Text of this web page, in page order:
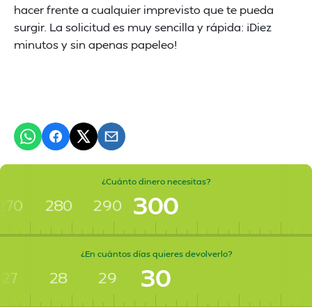
hacer frente a cualquier imprevisto que te pueda
surgir. La solicitud es muy sencilla y rápida: ¡Diez
minutos y sin apenas papeleo!
¿Cuánto dinero necesitas?
280 290 300
¿En cuántos días quieres devolverlo?
27 28 29 30